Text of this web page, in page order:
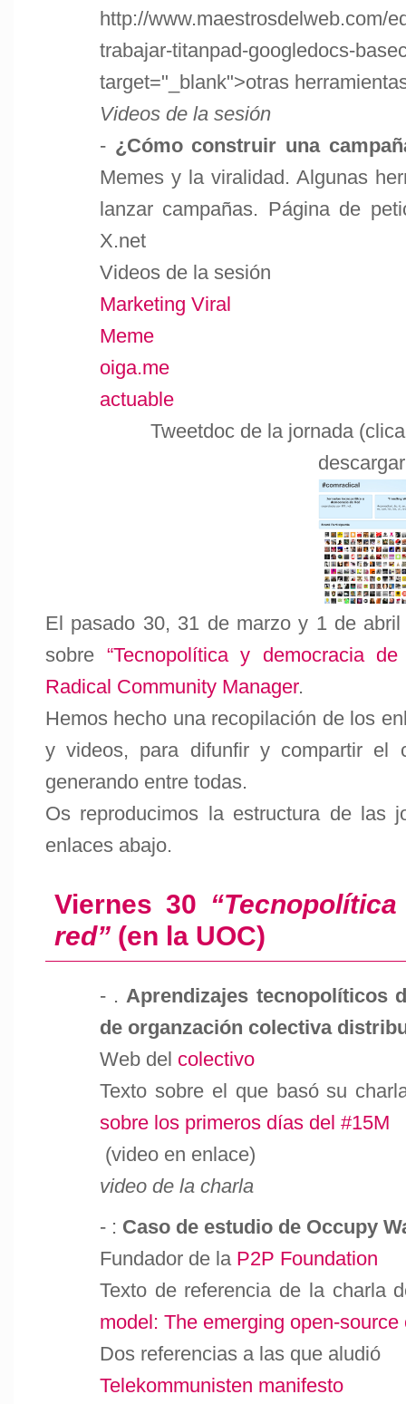
http://www.maestrosdelweb.com/
trabajar-titanpad-googledocs-
target="_blank">otras
Videos de la sesión
- ¿Cómo construir una
Memes y la viralidad. Algunas
lanzar campañas. Página de
X.net
Videos de la sesión
Marketing Viral
Meme
oiga.me
actuable
Tweetdoc de la jornada
El pasado 30, 31 de marzo y 1 de
sobre “Tecnopolítica y democracia
Radical Community Manager.
Hemos hecho una recopilación de los
y videos, para difunfir y compartir el
generando entre todas.
Os reproducimos la estructura de las
enlaces abajo.
Viernes 30
red” (en la UOC)
- . Aprendizajes tecnopolíticos
de organzación colectiva
Web del colectivo
Texto sobre el que basó su
sobre los primeros días del #15M
(video en enlace)
video de la charla
- : Caso de estudio de Occupy
Fundador de la P2P Foundation
Texto de referencia de la charla
model: The emerging open-
Dos referencias a las que aludió
Telekommunisten manifesto